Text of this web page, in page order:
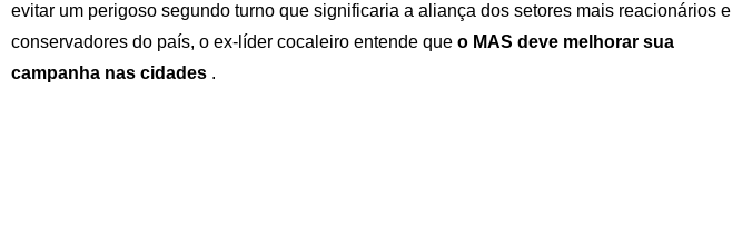
evitar um perigoso segundo turno que significaria a aliança dos setores mais reacionários e
conservadores do país, o ex-líder cocaleiro entende que o MAS deve melhorar sua
campanha nas cidades .